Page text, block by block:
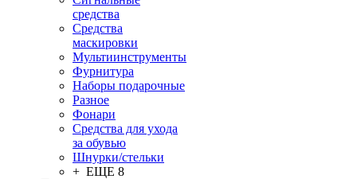
средства
Средства
маскировки
Мультиинструменты
Фурнитура
Наборы подарочные
Разное
Фонари
Средства для ухода
за обувью
Шнурки/стельки
+ ЕЩЕ 8